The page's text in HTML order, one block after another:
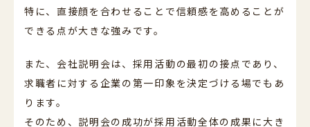
特に、直接顔を合わせることで信頼感を高めることが
できる点が大きな強みです。
また、会社説明会は、採用活動の最初の接点であり、
求職者に対する企業の第一印象を決定づける場でもあ
ります。
そのため、説明会の成功が採用活動全体の成果に大き